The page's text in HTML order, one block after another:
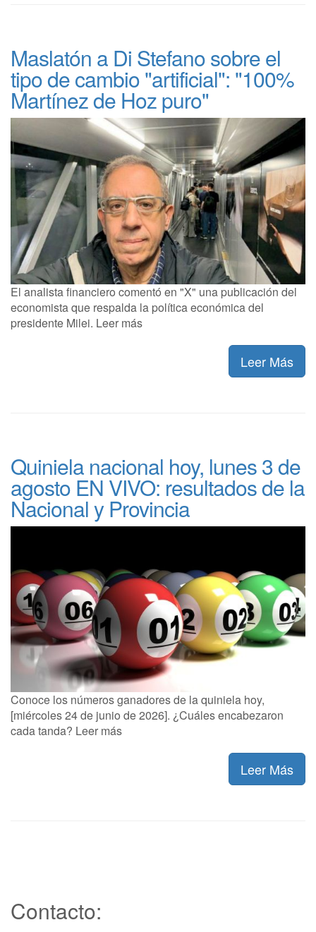
Maslatón a Di Stefano sobre el
tipo de cambio "artificial": "100%
Martínez de Hoz puro"
El analista financiero comentó en "X" una publicación del
economista que respalda la política económica del
presidente Milei. Leer más
Leer Más
Quiniela nacional hoy, lunes 3 de
agosto EN VIVO: resultados de la
Nacional y Provincia
Conoce los números ganadores de la quiniela hoy,
[miércoles 24 de junio de 2026]. ¿Cuáles encabezaron
cada tanda? Leer más
Leer Más
Contacto: